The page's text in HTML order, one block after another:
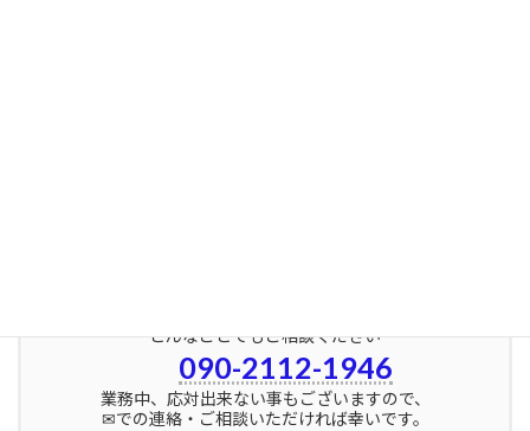
どんなことでもご相談ください
090-2112-1946
業務中、応対出来ない事もございますので、
✉での連絡・ご相談いただければ幸いです。